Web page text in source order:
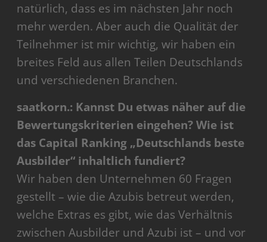
natürlich, dass es im nächsten Jahr noch
mehr werden. Aber auch die Qualität der
Teilnehmer ist mir wichtig, wir haben ein
breites Feld aus allen Teilen Deutschlands
und verschiedenen Branchen.
saatkorn.: Kannst Du etwas näher auf die
Bewertungskriterien eingehen? Wie ist
das Capital Ranking „Deutschlands beste
Ausbilder“ inhaltlich fundiert?
Wir haben den Unternehmen 60 Fragen
gestellt – wie die Azubis betreut werden,
welche Extras es gibt, wie das Verhältnis
zwischen Ausbilder und Azubi ist – und vor